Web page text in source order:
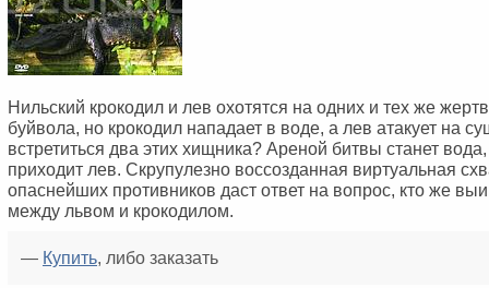
Нильский крокодил и лев охотятся на одних и тех же жертв
буйвола, но крокодил нападает в воде, а лев атакует на
встретиться два этих хищника? Ареной битвы станет
приходит лев. Скрупулезно воссозданная виртуальная
опаснейших противников даст ответ на вопрос, кто же
между львом и крокодилом.
— Купить, либо заказать